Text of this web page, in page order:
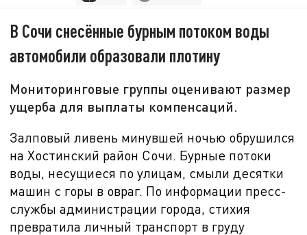
В Сочи снесённые бурным потоком воды
автомобили образовали плотину
Мониторинговые группы оценивают размер
ущерба для выплаты компенсаций.
Залповый ливень минувшей ночью обрушился
на Хостинский район Сочи. Бурные потоки
воды, несущиеся по улицам, смыли десятки
машин с горы в овраг. По информации пресс-
службы администрации города, стихия
превратила личный транспорт в груду